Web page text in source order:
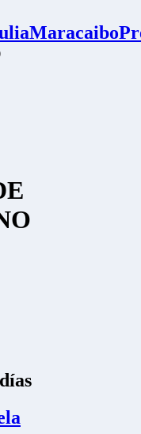
Maracaibo